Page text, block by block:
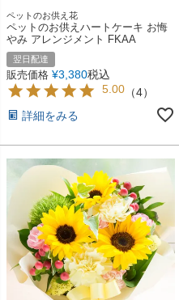
ペットのお供え花
ペットのお供えハートケーキ お悔
やみ アレンジメント FKAA
翌日配達
販売価格 ¥3,380税込
5.00 （4）
詳細をみる